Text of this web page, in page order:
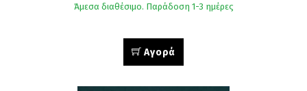
Άμεσα διαθέσιμο. Παράδοση 1-3 ημέρες
Αγορά